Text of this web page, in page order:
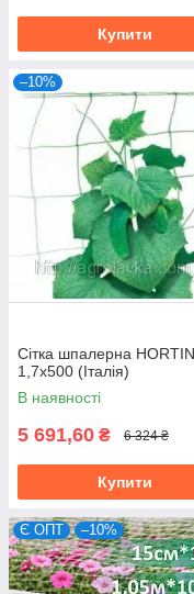
Купити
–10%
Сітка шпалерна
1,7х500 (Італія)
В наявності
5 691,60 ₴ 6 324 ₴
Купити
Є ОПТ –10%